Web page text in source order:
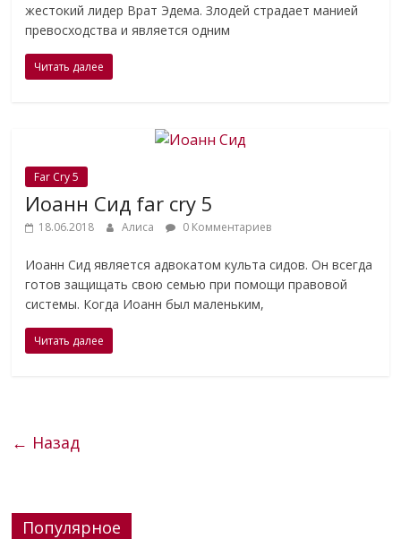
жестокий лидер Врат Эдема. Злодей страдает манией
превосходства и является одним
Читать далее
Far Cry 5
Иоанн Сид far cry 5
18.06.2018 Алиса 0 Комментариев
Иоанн Сид является адвокатом культа сидов. Он всегда
готов защищать свою семью при помощи правовой
системы. Когда Иоанн был маленьким,
Читать далее
← Назад
Популярное